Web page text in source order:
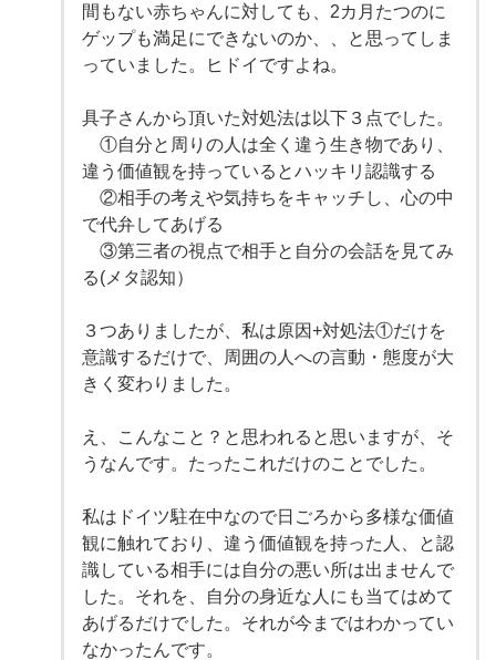
間もない赤ちゃんに対しても、2カ月たつのに
ゲップも満足にできないのか、、と思ってしま
っていました。ヒドイですよね。
具子さんから頂いた対処法は以下３点でした。
①自分と周りの人は全く違う生き物であり、
違う価値観を持っているとハッキリ認識する
②相手の考えや気持ちをキャッチし、心の中
で代弁してあげる
③第三者の視点で相手と自分の会話を見てみ
る(メタ認知）
３つありましたが、私は原因+対処法①だけを
意識するだけで、周囲の人への言動・態度が大
きく変わりました。
え、こんなこと？と思われると思いますが、そ
うなんです。たったこれだけのことでした。
私はドイツ駐在中なので日ごろから多様な価値
観に触れており、違う価値観を持った人、と認
識している相手には自分の悪い所は出ませんで
した。それを、自分の身近な人にも当てはめて
あげるだけでした。それが今まではわかってい
なかったんです。